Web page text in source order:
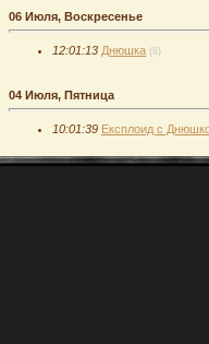
06 Июля, Воскресенье
12:01:13 Днюшка (8)
04 Июля, Пятница
10:01:39 Експлоид с